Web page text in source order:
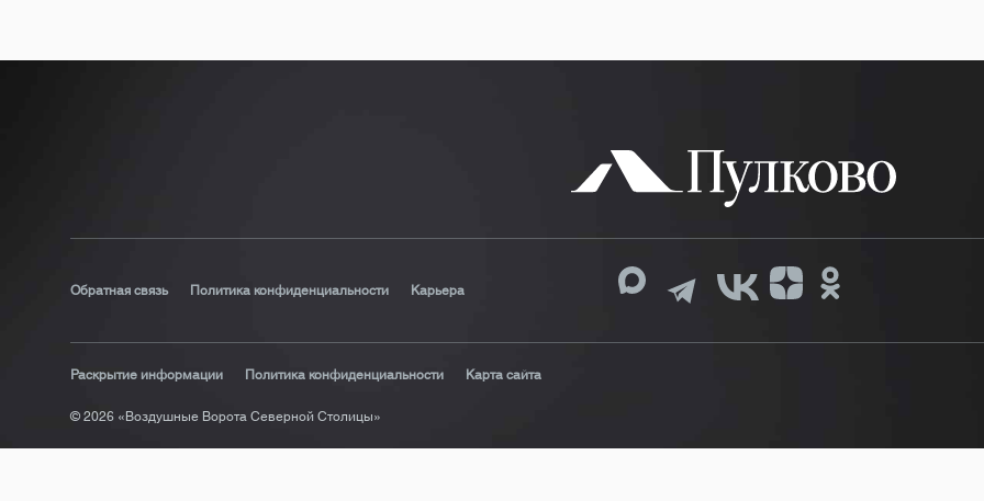
Обратная связь Политика конфиденциальности Карьера
Раскрытие информации Политика конфиденциальности Карта сайта
© 2026 «Воздушные Ворота Северной Столицы»